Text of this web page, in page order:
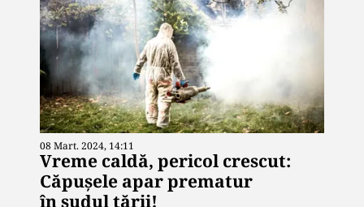
08 Mart. 2024, 14:11
Vreme caldă, pericol crescut:
Căpușele apar prematur
în sudul țării!